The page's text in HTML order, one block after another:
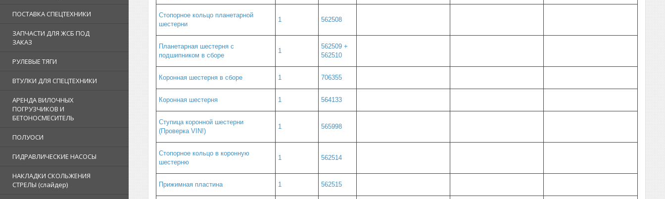
ПОСТАВКА СПЕЦТЕХНИКИ
ЗАПЧАСТИ ДЛЯ ЖСБ ПОД
ЗАКАЗ
РУЛЕВЫЕ ТЯГИ
ВТУЛКИ ДЛЯ СПЕЦТЕХНИКИ
АРЕНДА ВИЛОЧНЫХ
ПОГРУЗЧИКОВ И
БЕТОНОСМЕСИТЕЛЬ
ПОЛУОСИ
ГИДРАВЛИЧЕСКИЕ НАСОСЫ
НАКЛАДКИ СКОЛЬЖЕНИЯ
СТРЕЛЫ (слайдер)
Стопорное кольцо планетарной
шестерни
1 562508
Планетарная шестерня c
подшипником в сборе
1
562509 +
562510
Коронная шестерня в сборе 1 706355
Коронная шестерня 1 564133
Ступица коронной шестерни
(Проверка VIN!)
1 565998
Стопорное кольцо в коронную
шестерню
1 562514
Прижимная пластина 1 562515